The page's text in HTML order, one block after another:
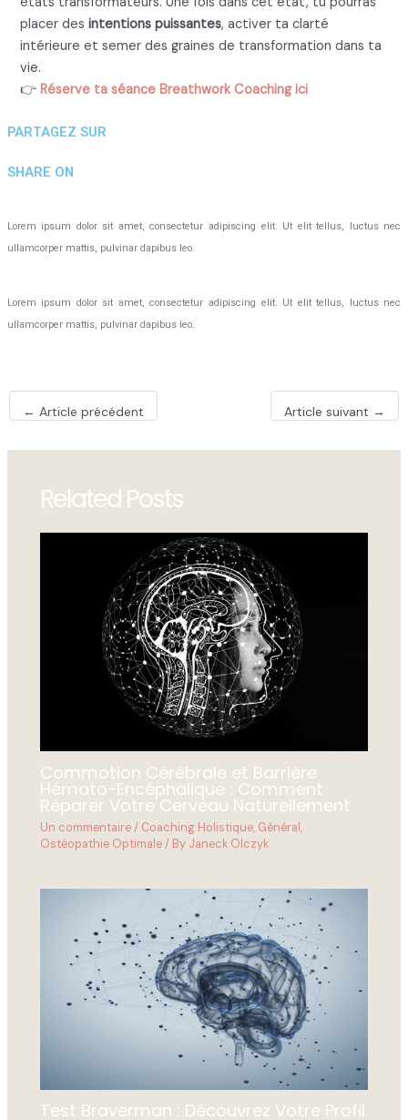
placer desintentions puissantes, activer ta clarté
intérieure et semer des graines de transformation dans ta
vie.
👉Réserve ta séance Breathwork Coaching ici
PARTAGEZ SUR
SHARE ON
Lorem ipsum dolor sit amet, consectetur adipiscing elit. Ut elit tellus, luctus nec
ullamcorper mattis, pulvinar dapibus leo.
Lorem ipsum dolor sit amet, consectetur adipiscing elit. Ut elit tellus, luctus nec
ullamcorper mattis, pulvinar dapibus leo.
Post
navigation
← Article précédent Article suivant →
Related Posts
Commotion Cérébrale et Barrière
Hémato-Encéphalique : Comment
Réparer Votre Cerveau Naturellement
Un commentaire / Coaching Holistique, Général,
Ostéopathie Optimale / By Janeck Olczyk
Test Braverman : Découvrez Votre Profil